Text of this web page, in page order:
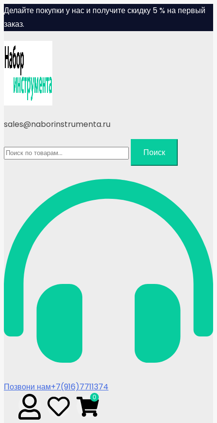
Skip
to
Делайте покупки у нас и получите скидку 5 % на первый
заказ.
sales@naborinstrumenta.ru
Искать:
Поиск
Позвони нам+7(916)7711374
0